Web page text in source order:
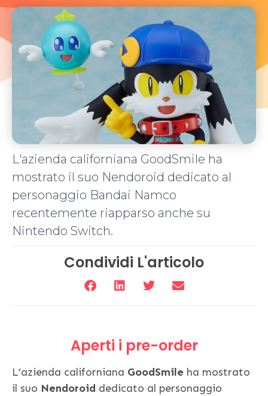
L'azienda californiana GoodSmile ha
mostrato il suo Nendoroid dedicato al
personaggio Bandai Namco
recentemente riapparso anche su
Nintendo Switch.
Condividi L'articolo
Aperti i pre-order
L’azienda californiana GoodSmile ha mostrato
il suo Nendoroid dedicato al personaggio